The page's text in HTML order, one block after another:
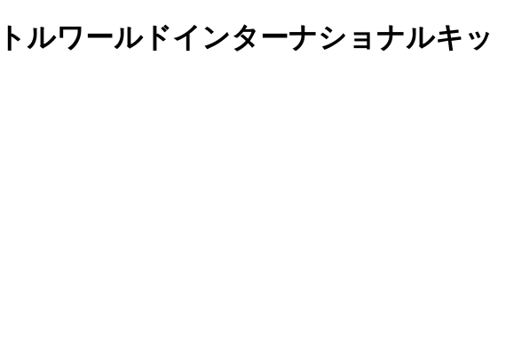
ルワールドインターナショナルキッ